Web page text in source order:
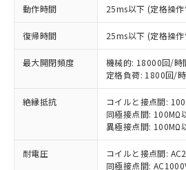
動作時間 25ms以下 (定格操
復帰時間 25ms以下 (定格操
最大開閉頻度
機械的: 18000回/時
定格負荷: 1800回/
絶縁抵抗
コイルと接点間:
同極接点間: 100MΩ
異極接点間: 100MΩ
耐電圧
コイルと接点間:
同極接点間:
以下の条件をお読みいただ
ご利用ください。
本サービスは、当社制
商品の当社在庫状況お
(税抜)を提供させてい
当社制御機器事業取
本サービスの対象外
ことをご了承ください
在庫状況および標準
対応予定なし：EU RoHS指
非含有に非対応の商品で、
定はありません。
調査・確認中：EU RoHS指
非含有の対応状況を調査中ま
非該当品：ライセンス料な
害物質有無と関係のない商
仕入先様の事情により、非
いたものが、含有品と判明
むを得ず変更することがあ
※1 中国RoHS○×表
「○」：最大均質材料含有
基準値以下であることを示
「×」：最大均質材料含有
基準値を超えていることを示
「－」：未確認です。当社
い合わせください。
当社は、これら貴社
為替および外国貿易